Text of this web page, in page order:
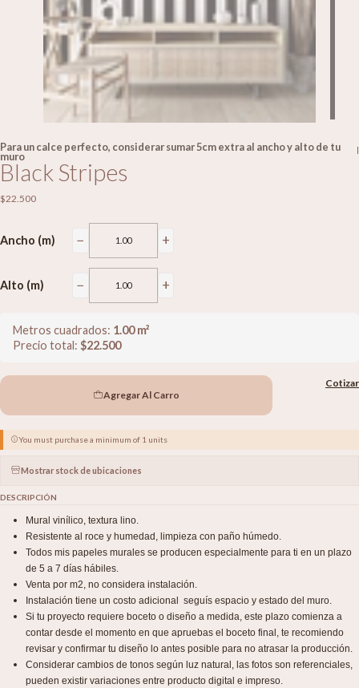
Para un calce perfecto, considerar sumar 5cm extra al ancho y alto de tu
muro
|
Black Stripes
$22.500
Ancho (m) − +
Alto (m) − +
Metros cuadrados: 1.00m²
Precio total: $22.500
Agregar Al Carro
Cotizar
You must purchase a minimum of 1 units
Mostrar stock de ubicaciones
DESCRIPCIÓN
Mural vinílico, textura lino.
Resistente al roce y humedad, limpieza con paño húmedo.
Todos mis papeles murales se producen especialmente para ti en un plazo
de 5 a 7 días hábiles.
Venta por m2, no considera instalación.
Instalación tiene un costo adicional seguís espacio y estado del muro.
Si tu proyecto requiere boceto o diseño a medida, este plazo comienza a
contar desde el momento en que apruebas el boceto final, te recomiendo
revisar y confirmar tu diseño lo antes posible para no atrasar la producción.
Considerar cambios de tonos según luz natural, las fotos son referenciales,
pueden existir variaciones entre producto digital e impreso.